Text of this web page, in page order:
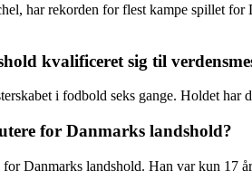
har rekorden for flest kampe spillet
kvalificeret sig til
i fodbold seks gange. Holdet
for Danmarks landshold?
Danmarks landshold. Han var kun 17